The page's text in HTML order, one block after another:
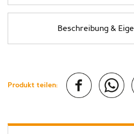
Beschreibung &
Produkt teilen: